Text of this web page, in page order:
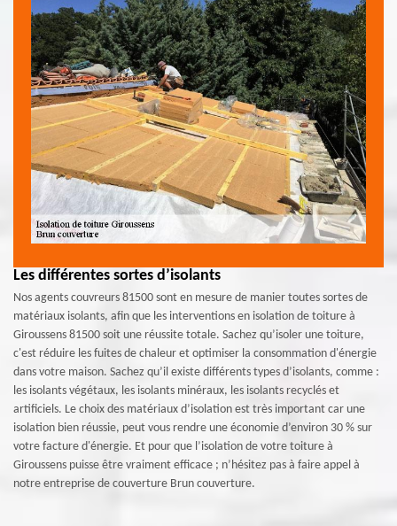
Les différentes sortes d’isolants
Nos agents couvreurs 81500 sont en mesure de manier toutes sortes de
matériaux isolants, afin que les interventions en isolation de toiture à
Giroussens 81500 soit une réussite totale. Sachez qu’isoler une toiture,
c'est réduire les fuites de chaleur et optimiser la consommation d'énergie
dans votre maison. Sachez qu’il existe différents types d’isolants, comme :
les isolants végétaux, les isolants minéraux, les isolants recyclés et
artificiels. Le choix des matériaux d’isolation est très important car une
isolation bien réussie, peut vous rendre une économie d’environ 30 % sur
votre facture d'énergie. Et pour que l’isolation de votre toiture à
Giroussens puisse être vraiment efficace ; n’hésitez pas à faire appel à
notre entreprise de couverture Brun couverture.